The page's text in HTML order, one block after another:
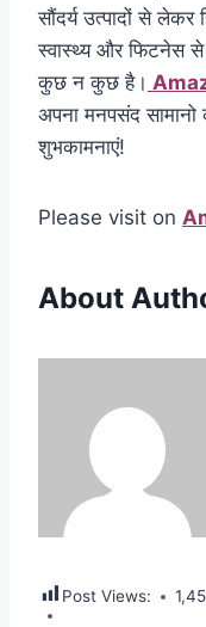
सौंदर्य उत्पादों से
स्वास्थ्य और फिटनेस
कुछ न कुछ है।
अपना मनपसंद सामानो
शुभकामनाएं!
Please visit on
About
Post Views: